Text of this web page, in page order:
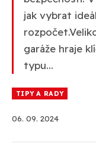
jak vybrat
garáže hraje
typu...
TIPY A RADY
06. 09. 2024